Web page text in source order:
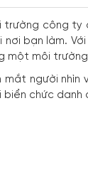
công ty
bạn làm.
một môi
người nhìn
chức danh